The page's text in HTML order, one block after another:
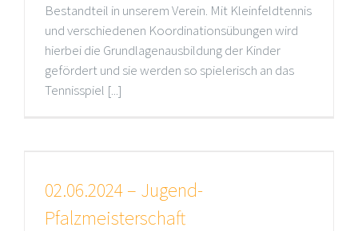
Bestandteil in unserem Verein. Mit Kleinfeldtennis
und verschiedenen Koordinationsübungen wird
hierbei die Grundlagenausbildung der Kinder
gefördert und sie werden so spielerisch an das
Tennisspiel [...]
02.06.2024 – Jugend-
Pfalzmeisterschaft